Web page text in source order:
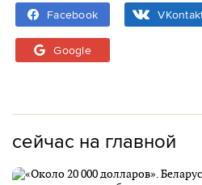
Facebook
Google
сейчас на главной